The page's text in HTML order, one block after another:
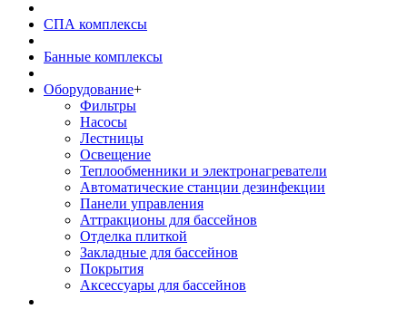
СПА комплексы
Банные комплексы
Оборудование+
Фильтры
Насосы
Лестницы
Освещение
Теплообменники и электронагреватели
Автоматические станции дезинфекции
Панели управления
Аттракционы для бассейнов
Отделка плиткой
Закладные для бассейнов
Покрытия
Аксессуары для бассейнов